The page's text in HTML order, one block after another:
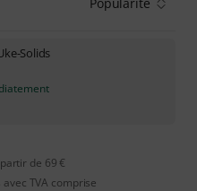
Solids
de 69 €
TVA comprise